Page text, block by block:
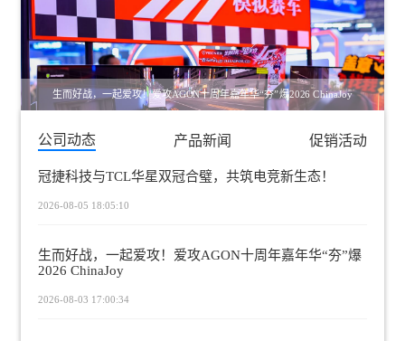
生而好战，一起爱攻！爱攻AGON十周年嘉年华“夯”爆2026 ChinaJoy
公司动态 产品新闻 促销活动
冠捷科技与TCL华星双冠合璧，共筑电竞新生态！
2026-08-05 18:05:10
生而好战，一起爱攻！爱攻AGON十周年嘉年华“夯”爆
2026 ChinaJoy
2026-08-03 17:00:34